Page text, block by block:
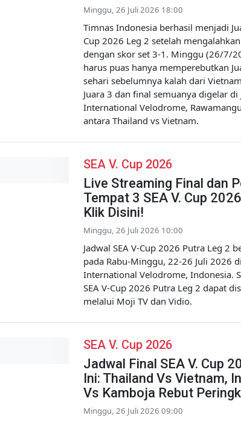
Minggu, 26 Juli 2026 18:00
Timnas Indonesia berhasil menjadi
Cup 2026 Leg 2 setelah
dengan skor set 3-1. Minggu (26/7/
harus puas hanya memperebutkan
sehari sebelumnya kalah dari
Juara 3 dan final semuanya digelar di
International Velodrome,
antara Thailand vs Vietnam.
SEA V. Cup 2026
Live Streaming Final dan
Tempat 3 SEA V. Cup
Klik Disini!
Minggu, 26 Juli 2026 10:00
Jadwal SEA V-Cup 2026 Putra Leg 2
pada Rabu-Minggu, 22-26 Juli 2026
International Velodrome, Indonesia.
SEA V-Cup 2026 Putra Leg 2 dapat
melalui Moji TV dan Vidio.
SEA V. Cup 2026
Jadwal Final SEA V. Cup
Ini: Thailand Vs Vietnam,
Vs Kamboja Rebut
Minggu, 26 Juli 2026 09:00